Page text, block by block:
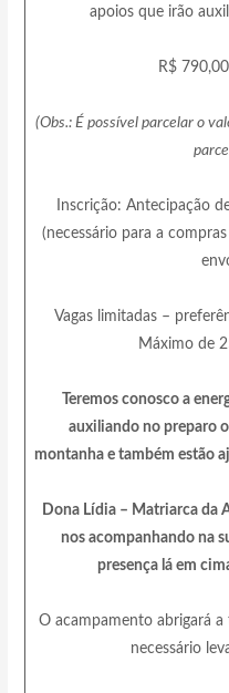
apoios que irão
R$
(Obs.: É possível parcelar o
Inscrição: Antecipação
(necessário para a
Vagas limitadas –
Máximo de
Teremos conosco a
auxiliando no preparo
montanha e também estão
Dona Lídia – Matriarca da
nos acompanhando na
presença lá em
O acampamento abrigará
necessário